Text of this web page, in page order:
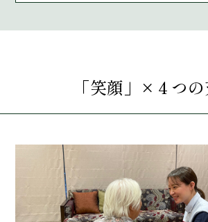
「笑顔」×４つ